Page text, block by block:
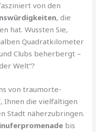
von den
, die
hat. Wussten Sie,
Quadratkilometer
Clubs beherbergt –
Welt“?
von traumorte-
Ihnen die vielfältigen
Stadt näherzubringen.
bis